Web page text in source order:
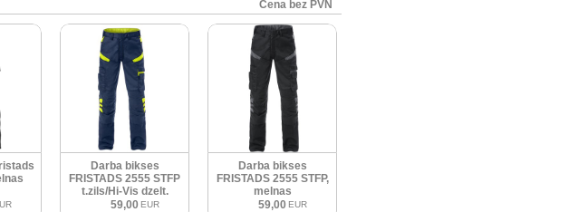
Darba bikses
FRISTADS 2555 STFP
t.zils/Hi-Vis dzelt.
59,00 EUR
Darba bikses
FRISTADS 2555 STFP,
melnas
59,00 EUR